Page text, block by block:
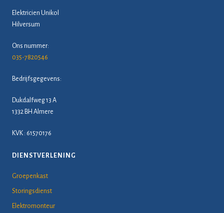
Elektricien Unikol
Hilversum
Ons nummer:
035-7820546
Bedrijfsgegevens:
Dukdalfweg 13 A
1332 BH Almere
KVK : 61570176
DIENSTVERLENING
Groepenkast
Storingsdienst
Elektromonteur